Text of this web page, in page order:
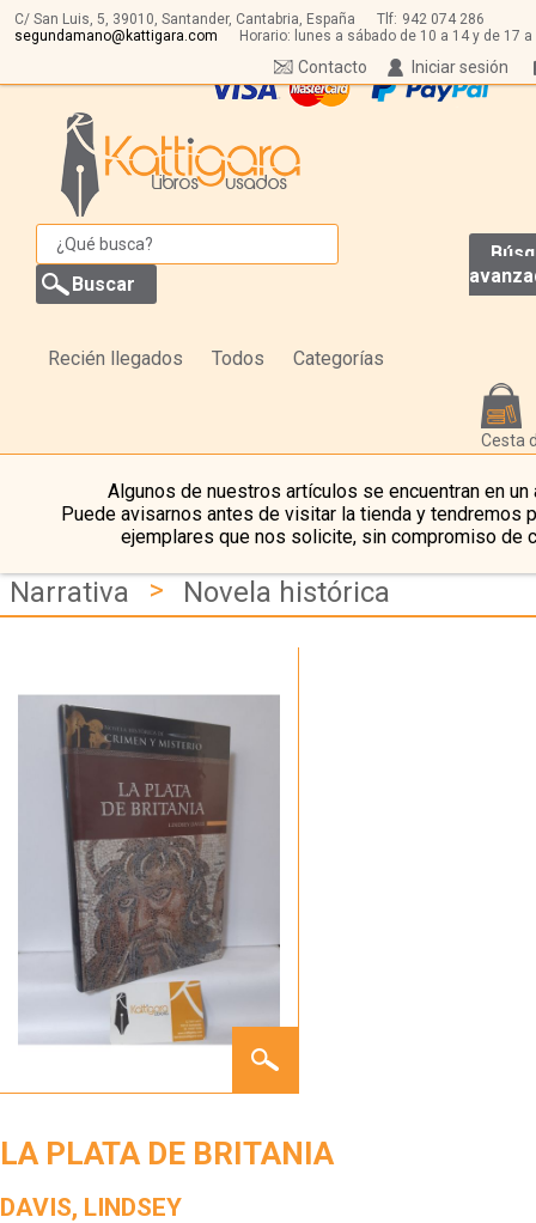
C/ San Luis, 5, 39010, Santander, Cantabria, España Tlf: 942 074 286
segundamano@kattigara.com
Horario: lunes a sábado de 10 a 14 y de 17 a
Iniciar sesión
Contacto
Recién llegados Todos Categorías
Cesta
Algunos de nuestros artículos se encuentran en un
Puede avisarnos antes de visitar la tienda y tendremos
ejemplares que nos solicite, sin compromiso de
Narrativa > Novela histórica
PLATA
LA PLATA DE BRITANIA
DAVIS, LINDSEY